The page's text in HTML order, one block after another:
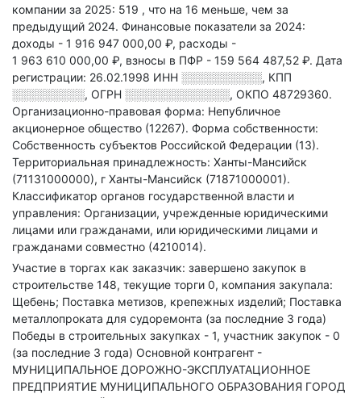
компании за 2025: 519 , что на 16 меньше, чем за
предыдущий 2024. Финансовые показатели за 2024:
доходы - 1 916 947 000,00 ₽, расходы -
1 963 610 000,00 ₽, взносы в ПФР - 159 564 487,52 ₽. Дата
регистрации: 26.02.1998 ИНН ░░░░░░░░░░, КПП
░░░░░░░░░, ОГРН ░░░░░░░░░░░░░, ОКПО 48729360.
Организационно-правовая форма: Непубличное
акционерное общество (12267). Форма собственности:
Собственность субъектов Российской Федерации (13).
Территориальная принадлежность: Ханты-Мансийск
(71131000000), г Ханты-Мансийск (71871000001).
Классификатор органов государственной власти и
управления: Организации, учрежденные юридическими
лицами или гражданами, или юридическими лицами и
гражданами совместно (4210014).
Участие в торгах как заказчик: завершено закупок в
строительстве 148, текущие торги 0, компания закупала:
Щебень; Поставка метизов, крепежных изделий; Поставка
металлопроката для судоремонта (за последние 3 года)
Победы в строительных закупках - 1, участник закупок - 0
(за последние 3 года) Основной контрагент -
МУНИЦИПАЛЬНОЕ ДОРОЖНО-ЭКСПЛУАТАЦИОННОЕ
ПРЕДПРИЯТИЕ МУНИЦИПАЛЬНОГО ОБРАЗОВАНИЯ ГОРОД